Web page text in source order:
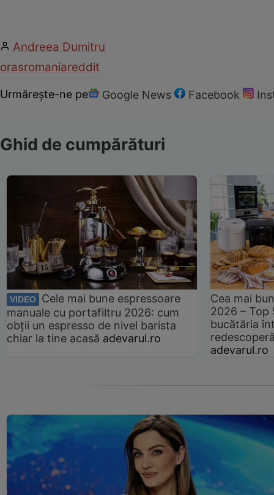
Andreea Dumitru
orasromaniareddit
Urmărește-ne pe Google News Facebook
Ghid de cumpărături
VIDEO
Cele mai bune espressoare
manuale cu portafiltru 2026: cum
obții un espresso de nivel barista
chiar la tine acasă adevarul.ro
Cea mai
2026 –
bucătăria
adevarul.ro